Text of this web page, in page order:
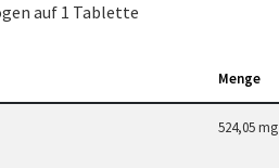
auf 1 Tablette
Menge
524,05 mg